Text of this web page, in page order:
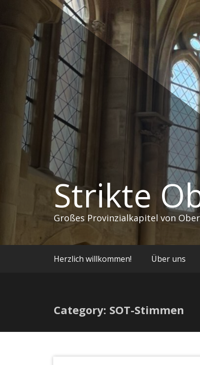
Strikte
Großes Provinzialkapitel von
Herzlich willkommen! Über uns
Category: SOT-Stimmen